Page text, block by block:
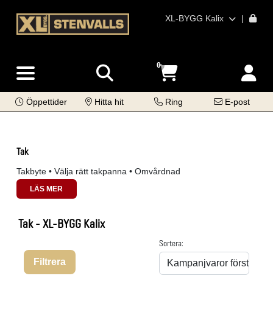
XL-BYGG Kalix |
0
Öppettider Hitta hit Ring E-post
Tak
Takbyte • Välja rätt takpanna • Omvårdnad
LÄS MER
Tak - XL-BYGG Kalix
Filtrera
Sortera: